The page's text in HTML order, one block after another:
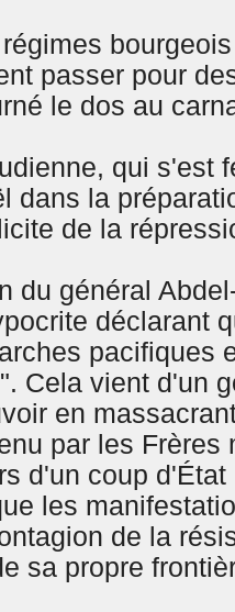
passer pour
le dos au
qui s'est
dans la
de la
du général
déclarant
pacifiques
Cela vient d'un
en
par les Frères
d'un coup
les
de la
sa propre